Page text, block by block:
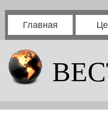
Главная